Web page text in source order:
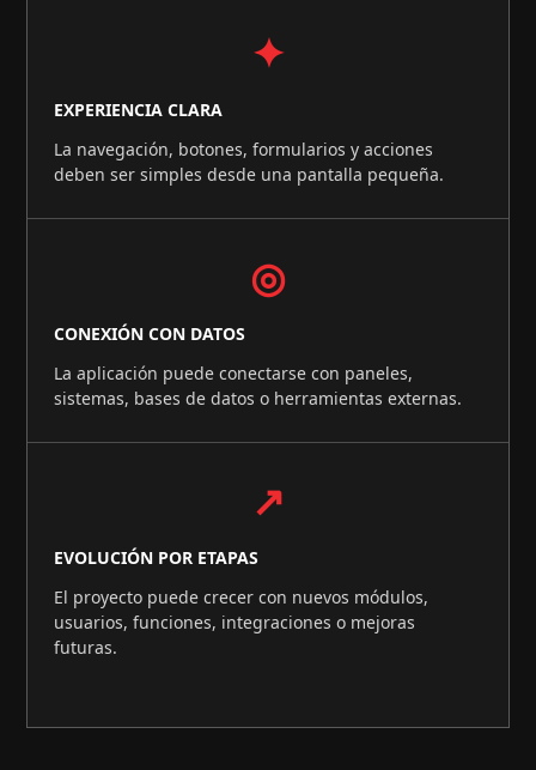
✦
EXPERIENCIA CLARA
La navegación, botones, formularios y acciones
deben ser simples desde una pantalla pequeña.
◎
CONEXIÓN CON DATOS
La aplicación puede conectarse con paneles,
sistemas, bases de datos o herramientas externas.
↗
EVOLUCIÓN POR ETAPAS
El proyecto puede crecer con nuevos módulos,
usuarios, funciones, integraciones o mejoras
futuras.